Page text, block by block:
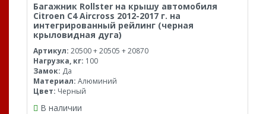
Багажник Rollster на крышу автомобиля
Citroen C4 Aircross 2012-2017 г. на
интегрированный рейлинг (черная
крыловидная дуга)
Артикул: 20500 + 20505 + 20870
Нагрузка, кг: 100
Замок: Да
Материал: Алюминий
Цвет: Черный
В наличии